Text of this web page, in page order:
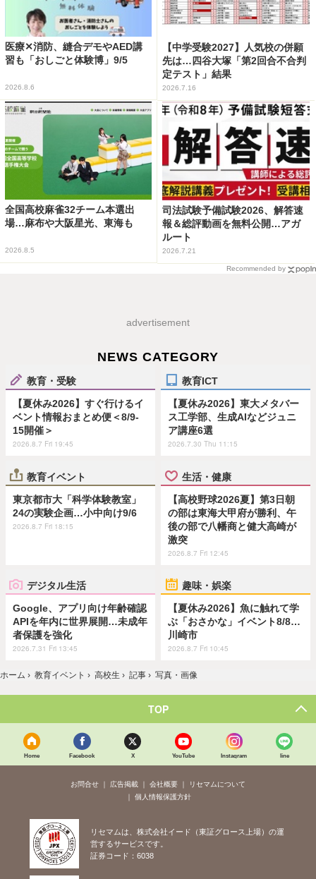
医療✕消防、縫合デモやAED講
習も「おしごと体験博」9/5
2026.8.6
【中学受験2027】人気校の併願
先は…四谷大塚「第2回合不合判
定テスト」結果
2026.7.16
全国高校麻雀32チーム本選出
場…麻布や大阪星光、東海も
2026.8.5
司法試験予備試験2026、解答速
報＆総評動画を無料公開…アガ
ルート
2026.7.21
Recommended by
advertisement
NEWS CATEGORY
教育・受験
【夏休み2026】すぐ行けるイ
ベント情報おまとめ便＜8/9-
15開催＞
2026.8.7 Fri 19:45
教育ICT
【夏休み2026】東大メタバー
ス工学部、生成AIなどジュニ
ア講座6選
2026.7.30 Thu 11:15
教育イベント
東京都市大「科学体験教室」
24の実験企画…小中向け9/6
2026.8.7 Fri 18:15
生活・健康
【高校野球2026夏】第3日朝
の部は東海大甲府が勝利、午
後の部で八幡商と健大高崎が
激突
2026.8.7 Fri 12:45
デジタル生活
Google、アプリ向け年齢確認
APIを年内に世界展開…未成年
者保護を強化
2026.7.31 Fri 13:45
趣味・娯楽
【夏休み2026】魚に触れて学
ぶ「おさかな」イベント8/8…
川崎市
2026.8.7 Fri 10:45
ホーム › 教育イベント › 高校生 › 記事 › 写真・画像
TOP
Home Facebook X YouTube Instagram line
お問合せ 広告掲載 会社概要
リセマムについて
個人情報保護方針
リセマムは、株式会社イード（東証グロース上場）の運
営するサービスです。
証券コード：6038